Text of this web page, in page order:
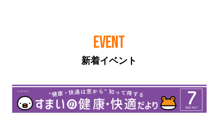
EVENT
新着イベント